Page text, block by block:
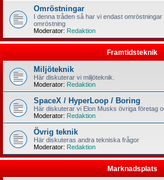
Omröstningar
I denna tråden så har vi endast
omröstning
Moderator: Redaktion
Framtidsteknik
Miljöteknik
Här diskuterar vi miljöteknik.
Moderator: Redaktion
SpaceX / HyperLoop / Boring
Här diskuterar vi Elon Musks övriga företag
Moderator: Redaktion
Övrig teknik
Här diskuteras andra tekniska frågor
Moderator: Redaktion
Marknadsplats